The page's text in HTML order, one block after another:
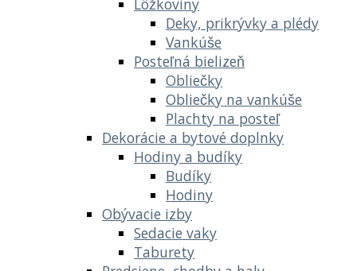
Deky, prikrývky a plédy
Vankúše
Posteľná bielizeň
Obliečky
Obliečky na vankúše
Plachty na posteľ
Dekorácie a bytové doplnky
Hodiny a budíky
Budíky
Hodiny
Obývacie izby
Sedacie vaky
Taburety